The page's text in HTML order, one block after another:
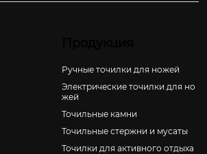
Ручные точилки для ножей
Электрические точилки для но
жей
Точильные камни
Точильные стержни и мусаты
Точилки для активного отдыха